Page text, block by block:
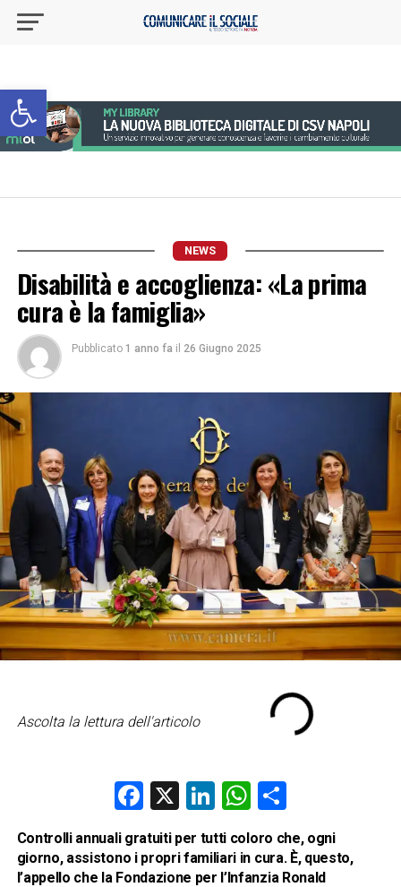
Apri la barra degli strumenti
NEWS
Disabilità e accoglienza: «La prima
cura è la famiglia»
Pubblicato 1 anno fa il 26 Giugno 2025
Ascolta la lettura dell'articolo
Facebook
X LinkedIn
WhatsApp
Condividi
Controlli annuali gratuiti per tutti coloro che, ogni
giorno, assistono i propri familiari in cura. È, questo,
l’appello che la Fondazione per l’Infanzia Ronald